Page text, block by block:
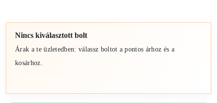
Nincs kiválasztott bolt
Árak a te üzletedben: válassz boltot a pontos árhoz és a
kosárhoz.